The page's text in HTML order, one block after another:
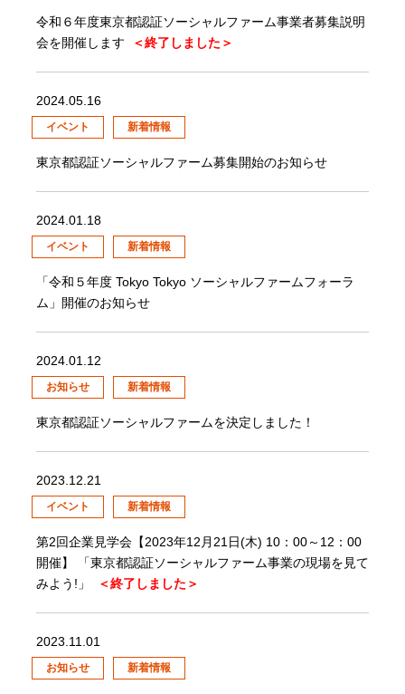
令和６年度東京都認証ソーシャルファーム事業者募集説明
会を開催します
＜終了しました＞
2024.05.16
イベント 新着情報
東京都認証ソーシャルファーム募集開始のお知らせ
2024.01.18
イベント 新着情報
「令和５年度 Tokyo Tokyo ソーシャルファームフォーラ
ム」開催のお知らせ
2024.01.12
お知らせ 新着情報
東京都認証ソーシャルファームを決定しました！
2023.12.21
イベント 新着情報
第2回企業見学会【2023年12月21日(木) 10：00～12：00
開催】 「東京都認証ソーシャルファーム事業の現場を見て
みよう!」
＜終了しました＞
2023.11.01
お知らせ 新着情報